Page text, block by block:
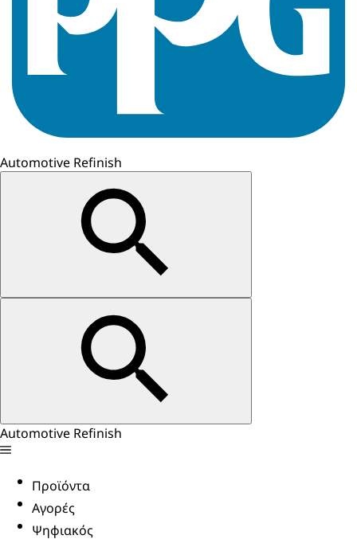
Automotive Refinish
Automotive Refinish
Προϊόντα
Αγορές
Ψηφιακός